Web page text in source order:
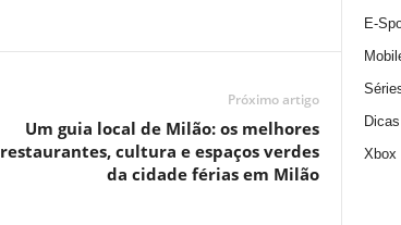
Próximo artigo
Um guia local de Milão: os melhores
restaurantes, cultura e espaços verdes
da cidade férias em Milão
E-
Dicas
Xbox